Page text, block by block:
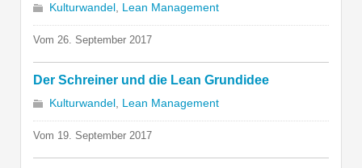
Kulturwandel Lean Management
Vom 26. September 2017
Der Schreiner und die Lean Grundidee
Kulturwandel Lean Management
Vom 19. September 2017